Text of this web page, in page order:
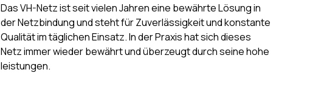
Das VH-Netz ist seit vielen Jahren eine bewährte Lösung in
der Netzbindung und steht für Zuverlässigkeit und konstante
Qualität im täglichen Einsatz. In der Praxis hat sich dieses
Netz immer wieder bewährt und überzeugt durch seine hohe
leistungen.